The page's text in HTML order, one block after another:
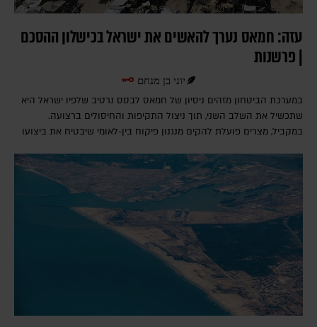
עזה: חמאס נערך להאשים את ישראל בכישלון ההסכם
| פרשנות
יוני בן מנחם
במערכת הביטחון מזהים ניסיון של חמאס לבסס נרטיב שלפיו ישראל היא
שתכשיל את השלב השני, תוך ניצול התקיפות והחיסולים ברצועה.
במקביל, מצרים פועלת להקים מנגנון פיקוח בין-לאומי שיבטיח את ביצועו